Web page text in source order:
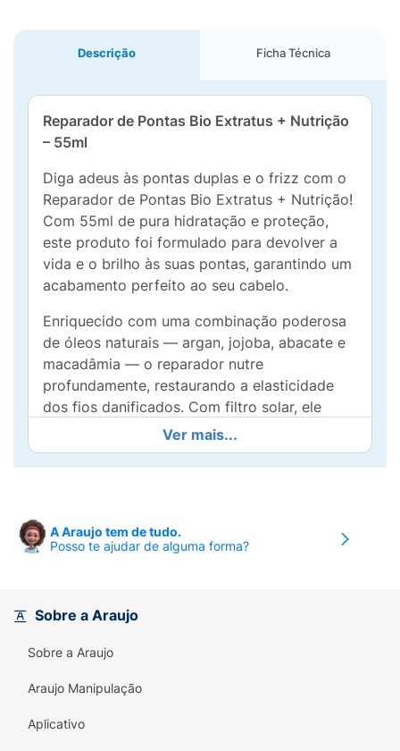
Descrição Ficha Técnica
Reparador de Pontas Bio Extratus + Nutrição
– 55ml
Diga adeus às pontas duplas e o frizz com o
Reparador de Pontas Bio Extratus + Nutrição!
Com 55ml de pura hidratação e proteção,
este produto foi formulado para devolver a
vida e o brilho às suas pontas, garantindo um
acabamento perfeito ao seu cabelo.
Enriquecido com uma combinação poderosa
de óleos naturais — argan, jojoba, abacate e
macadâmia — o reparador nutre
profundamente, restaurando a elasticidade
dos fios danificados. Com filtro solar, ele
protege contra os danos causados pelo sol,
mantendo a saúde capilar em dia.
é fácil de aplicar e rapidamente absorvido,
sem deixar resíduo oleoso. Use-o diariamente
Faça do seu cabelo sua melhor acessório!
Ver mais...
A Araujo tem de tudo.
Posso te ajudar de alguma forma?
Sobre a Araujo
Sobre a Araujo
Araujo Manipulação
Aplicativo